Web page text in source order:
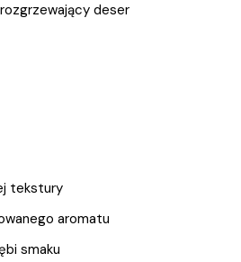
deser
tekstury
aromatu
smaku